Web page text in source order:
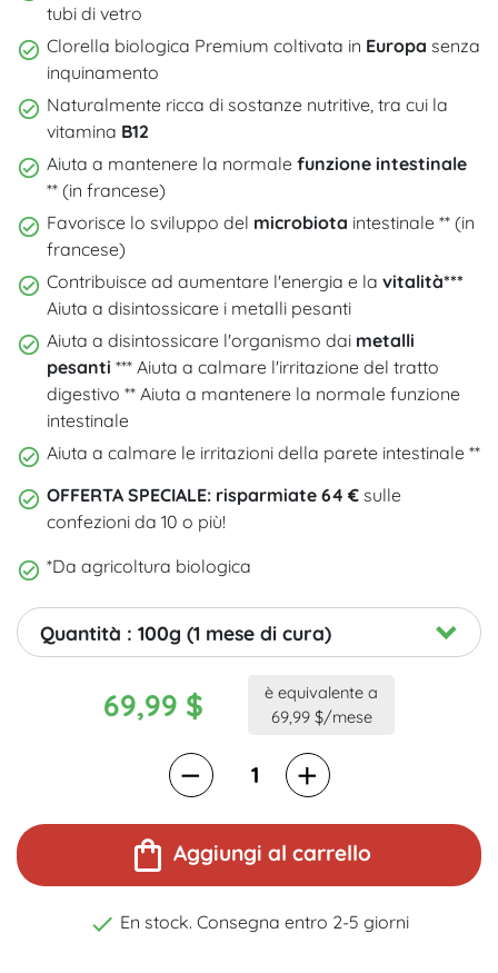
tubi di vetro
Clorella biologica Premium coltivata in Europa senza
inquinamento
Naturalmente ricca di sostanze nutritive, tra cui la
vitamina B12
Aiuta a mantenere la normale funzione intestinale
** (in francese)
Favorisce lo sviluppo del microbiota intestinale ** (in
francese)
Contribuisce ad aumentare l'energia e la vitalità***
Aiuta a disintossicare i metalli pesanti
Aiuta a disintossicare l'organismo dai metalli
pesanti *** Aiuta a calmare l'irritazione del tratto
digestivo ** Aiuta a mantenere la normale funzione
intestinale
Aiuta a calmare le irritazioni della parete intestinale **
OFFERTA SPECIALE: risparmiate 64 € sulle
confezioni da 10 o più!
*Da agricoltura biologica
Quantità : 100g (1 mese di cura)
69,99 $
è equivalente a
69,99 $/mese
shopping_bag Aggiungi al carrello
 En stock. Consegna entro 2-5 giorni